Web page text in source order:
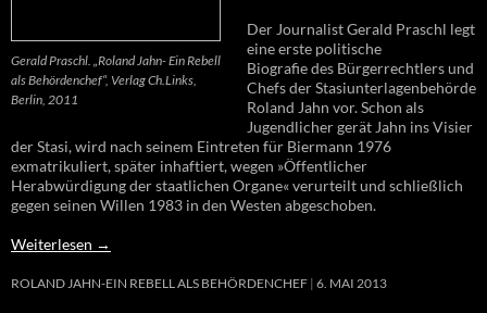
Gerald Praschl. „Roland Jahn- Ein Rebell
als Behördenchef“, Verlag Ch.Links,
Berlin, 2011
Der Journalist Gerald Praschl legt
eine erste politische
Biografie des Bürgerrechtlers und
Chefs der Stasiunterlagenbehörde
Roland Jahn vor. Schon als
Jugendlicher gerät Jahn ins Visier
der Stasi, wird nach seinem Eintreten für Biermann 1976
exmatrikuliert, später inhaftiert, wegen »Öffentlicher
Herabwürdigung der staatlichen Organe« verurteilt und schließlich
gegen seinen Willen 1983 in den Westen abgeschoben.
Weiterlesen →
ROLAND JAHN-EIN REBELL ALS BEHÖRDENCHEF 6. MAI 2013